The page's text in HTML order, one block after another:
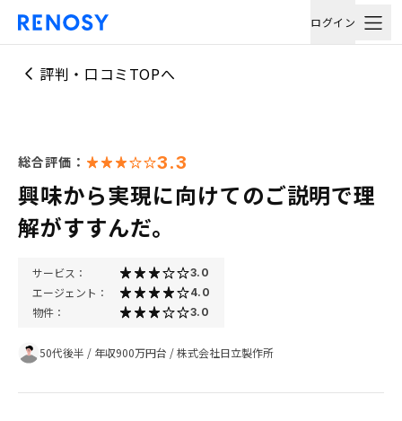
ログイン
評判・口コミTOPへ
総合評価： 3.3
興味から実現に向けてのご説明で理
解がすすんだ。
サービス： 3.0
エージェント： 4.0
物件： 3.0
50代後半 / 年収900万円台 /株式会社日立製作所